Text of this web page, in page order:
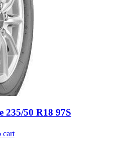
235/50 R18 97S
cart